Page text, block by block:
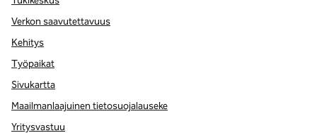
Verkon saavutettavuus
Kehitys
Työpaikat
Sivukartta
Maailmanlaajuinen tietosuojalauseke
Yritysvastuu